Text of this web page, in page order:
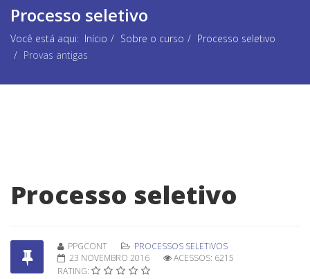
Processo seletivo
Você está aqui: Início Sobre o curso
Processo seletivo
Provas antigas
Processo seletivo
PPGCONT
PROCESSOS SELETIVOS
23 NOVEMBRO 2016
ACESSOS: 6215
RATING: